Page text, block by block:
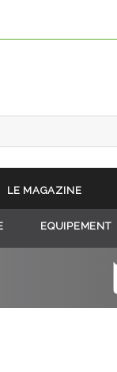
LE MAGAZINE
EQUIPEMENT